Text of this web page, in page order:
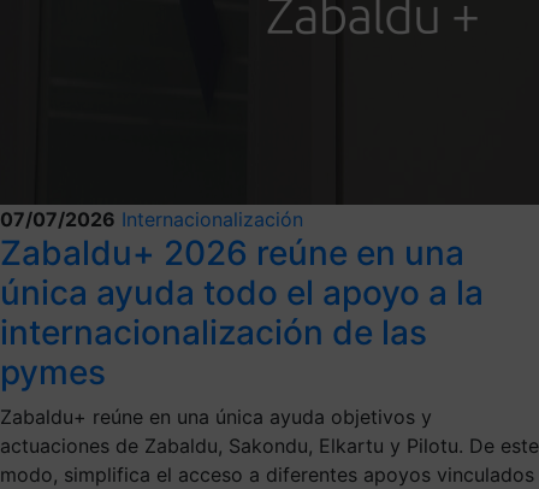
07/07/2026 Internacionalización
Zabaldu+ 2026 reúne en una
única ayuda todo el apoyo a la
internacionalización de las
pymes
Zabaldu+ reúne en una única ayuda objetivos y
actuaciones de Zabaldu, Sakondu, Elkartu y Pilotu. De este
modo, simplifica el acceso a diferentes apoyos vinculados